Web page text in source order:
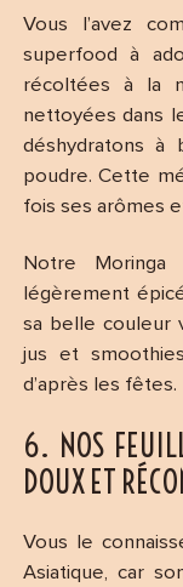
Vous l’avez
superfood à
récoltées à la
nettoyées dans
déshydratons à
poudre. Cette
fois ses arômes
Notre
légèrement
sa belle couleur
jus et
d’après les fêtes.
6. NOS
DOUX ET
Vous le
Asiatique, car